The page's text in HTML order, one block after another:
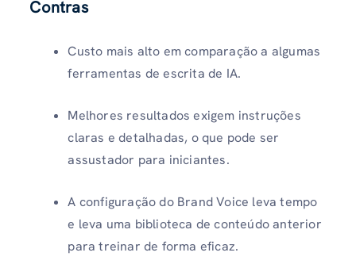
Contras
Custo mais alto em comparação a algumas
ferramentas de escrita de IA.
Melhores resultados exigem instruções
claras e detalhadas, o que pode ser
assustador para iniciantes.
A configuração do Brand Voice leva tempo
e leva uma biblioteca de conteúdo anterior
para treinar de forma eficaz.